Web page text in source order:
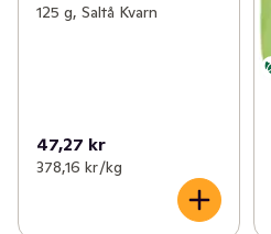
125 g, Saltå Kvarn
47,27 kr
378,16 kr /kg